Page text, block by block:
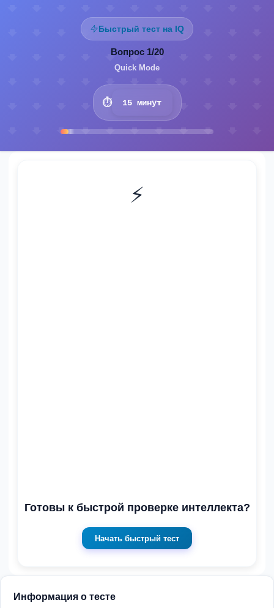
Быстрый тест на IQ
Вопрос 1/20
Quick Mode
⏱️ 15 минут
⚡
Готовы к быстрой проверке интеллекта?
Начать быстрый тест
Информация о тесте